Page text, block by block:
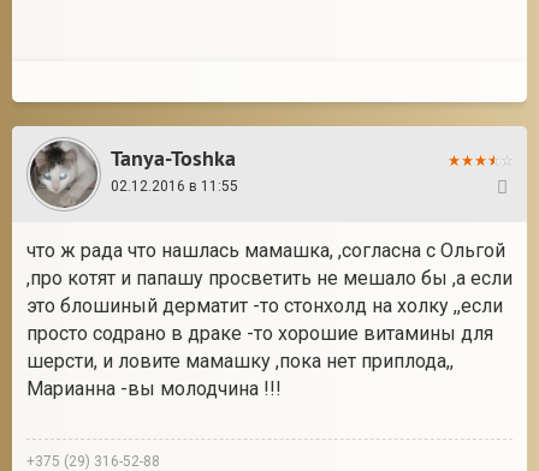
Tanya-Toshka
02.12.2016 в 11:55
что ж рада что нашлась мамашка, ,согласна с Ольгой
,про котят и папашу просветить не мешало бы ,а если
это блошиный дерматит -то стонхолд на холку ,,если
просто содрано в драке -то хорошие витамины для
шерсти, и ловите мамашку ,пока нет приплода,,
Марианна -вы молодчина !!!
+375 (29) 316-52-88